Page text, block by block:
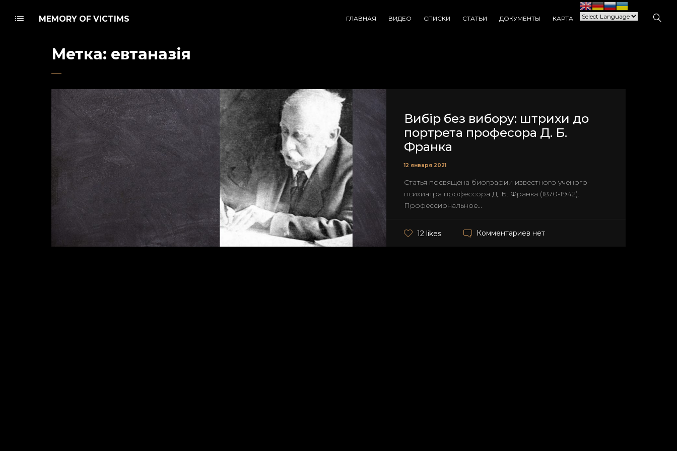
MEMORY OF VICTIMS ГЛАВНАЯ ВИДЕО СПИСКИ СТАТЬИ ДОКУМЕНТЫ КАРТА
Метка: евтаназія
Admin
12 января 2021
Вибір без вибору: штрихи до
портрета професора Д. Б.
Франка
12 января 2021
Статья посвящена биографии известного ученого-
психиатра профессора Д. Б. Франка (1870-1942).
Профессиональное...
12 likes Комментариев нет